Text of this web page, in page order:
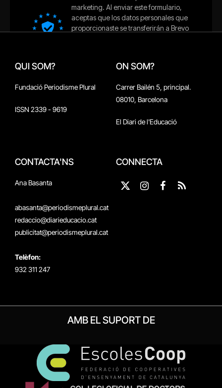
QUI SOM?
Fundació Periodisme Plural
ISSN 2339 - 9619
ON SOM?
Carrer Bailén 5, principal.
08010, Barcelona
El Diari de l'Educació
CONTACTA'NS
Ana Basanta
abasanta@periodismeplural.cat
redaccio@diarieducacio.cat
publicitat@periodismeplural.cat
Telèfon:
932 311 247
CONNECTA
X
Instagram
Facebook
RSS
AMB EL SUPORT DE